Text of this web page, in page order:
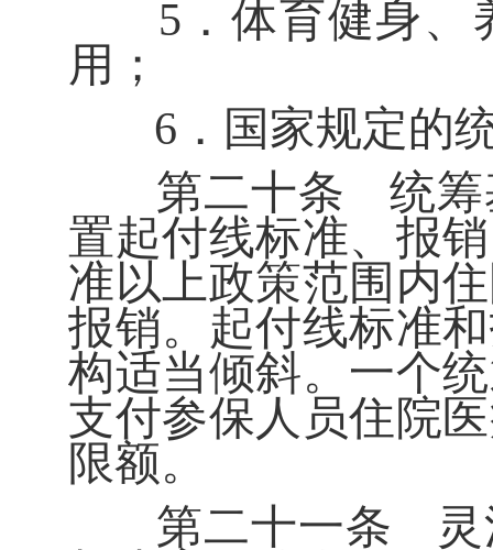
5 ．体育健身、
用；
6 ． 国家规定的
第二十条
统
置起付线标准、报
准以上政策范围内
报销。起付线标准
构适当倾斜。一个
支付参保人员住院
限额。
第二十一条